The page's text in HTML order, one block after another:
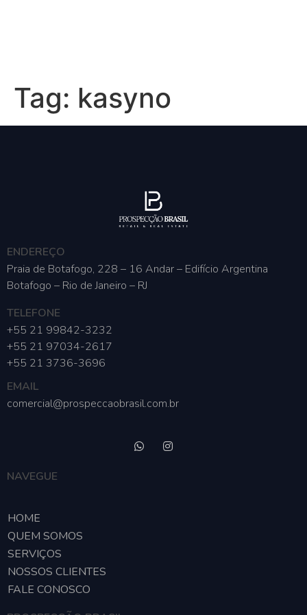
Tag: kasyno
ENDEREÇO
Praia de Botafogo, 228 – 16 Andar – Edifício Argentina
Botafogo – Rio de Janeiro – RJ
TELEFONE
+55 21 99842-3232
+55 21 97034-2617
+55 21 3736-3696
EMAIL
comercial@prospeccaobrasil.com.br
NAVEGUE
HOME
QUEM SOMOS
SERVIÇOS
NOSSOS CLIENTES
FALE CONOSCO